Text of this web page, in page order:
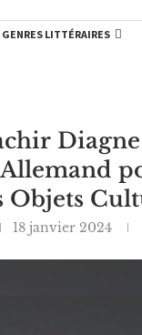
GENRES LITTÉRAIRES
Objets
18 janvier 2024